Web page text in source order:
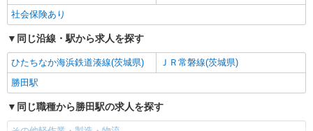
詳細を見る
社会保険あり
同じ沿線・駅から求人を探す
ひたちなか海浜鉄道湊線(茨城県)
ＪＲ常磐線(茨城県)
勝田駅
同じ職種から勝田駅の求人を探す